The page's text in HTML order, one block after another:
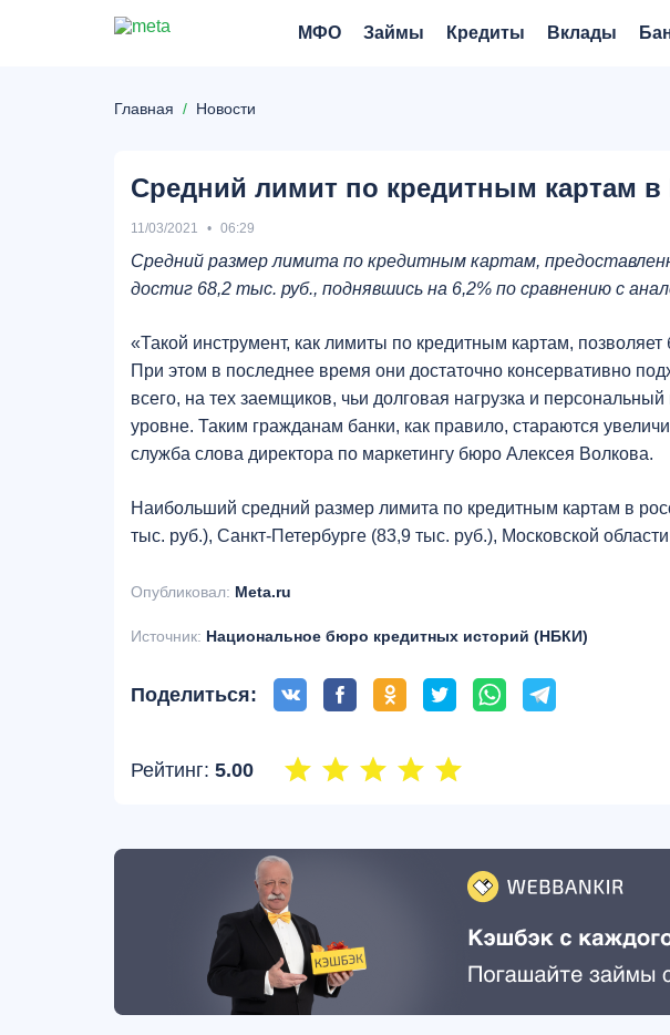
МФО Займы Кредиты Вклады
Главная Новости
Средний лимит по кредитным картам
11/03/2021 06:29
Средний размер лимита по кредитным картам,
достиг 68,2 тыс. руб., поднявшись на 6,2% по сравнению с
«Такой инструмент, как лимиты по кредитным картам,
При этом в последнее время они достаточно консервативно
всего, на тех заемщиков, чьи долговая нагрузка и
уровне. Таким гражданам банки, как правило, стараются
служба слова директора по маркетингу бюро Алексея Волкова.
Наибольший средний размер лимита по кредитным картам в
тыс. руб.), Санкт-Петербурге (83,9 тыс. руб.), Московской
Опубликовал: Meta.ru
Источник: Национальное бюро кредитных историй (НБКИ)
Поделиться:
Рейтинг: 5.00